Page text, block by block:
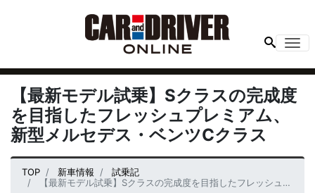
【最新モデル試乗】Sクラスの完成度
を目指したフレッシュプレミアム、
新型メルセデス・ベンツCクラス
TOP 新車情報
試乗記
【最新モデル試乗】Sクラスの完成度を目指したフレッシュプレミアム、新型メルセデス・ベンツCクラス